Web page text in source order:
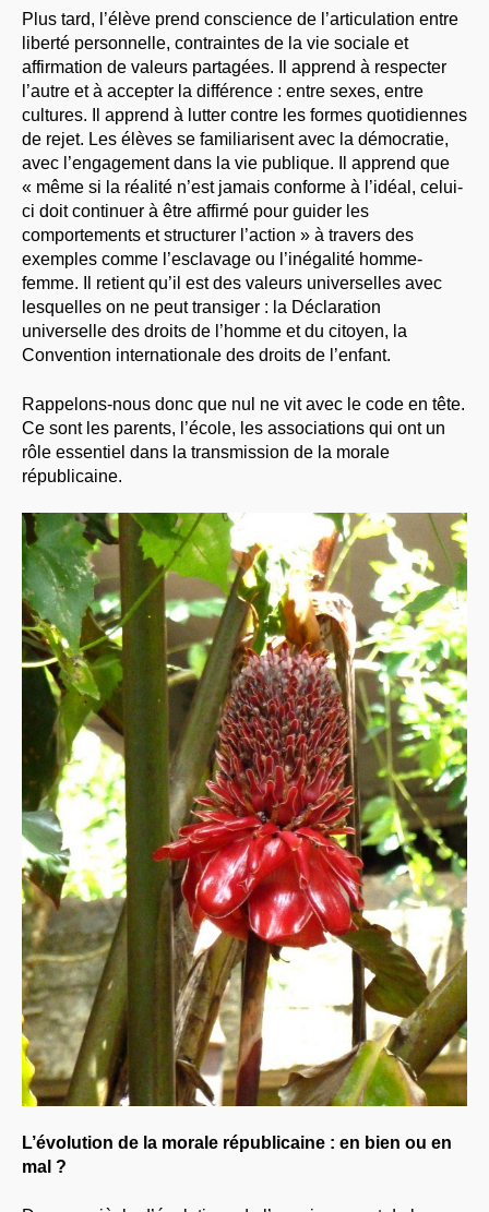
Plus tard, l’élève prend conscience de l’articulation entre
liberté personnelle, contraintes de la vie sociale et
affirmation de valeurs partagées. Il apprend à respecter
l’autre et à accepter la différence : entre sexes, entre
cultures. Il apprend à lutter contre les formes quotidiennes
de rejet. Les élèves se familiarisent avec la démocratie,
avec l’engagement dans la vie publique. Il apprend que
« même si la réalité n’est jamais conforme à l’idéal, celui-
ci doit continuer à être affirmé pour guider les
comportements et structurer l’action » à travers des
exemples comme l’esclavage ou l’inégalité homme-
femme. Il retient qu’il est des valeurs universelles avec
lesquelles on ne peut transiger : la Déclaration
universelle des droits de l’homme et du citoyen, la
Convention internationale des droits de l’enfant.
Rappelons-nous donc que nul ne vit avec le code en tête.
Ce sont les parents, l’école, les associations qui ont un
rôle essentiel dans la transmission de la morale
républicaine.
L’évolution de la morale républicaine : en bien ou en
mal ?